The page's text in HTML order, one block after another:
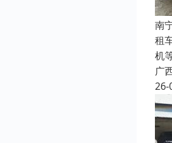
南
租
机
广
26-